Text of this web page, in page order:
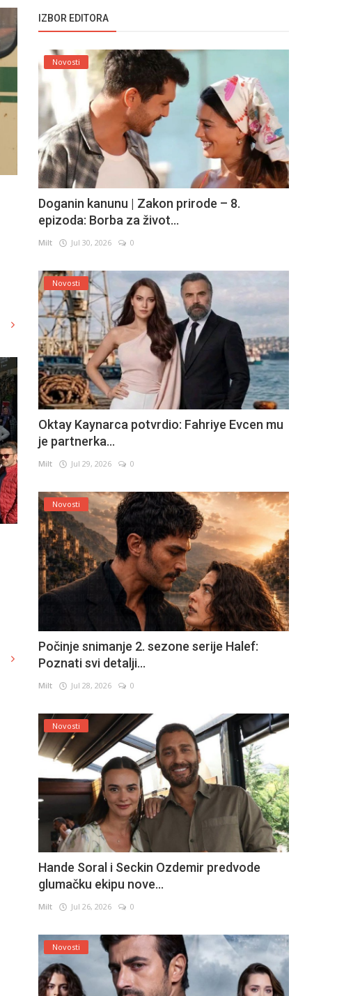
IZBOR EDITORA
Novosti
Doganin kanunu | Zakon prirode – 8.
epizoda: Borba za život...
Milt Jul 30, 2026 0
Novosti
Oktay Kaynarca potvrdio: Fahriye Evcen mu
je partnerka...
Milt Jul 29, 2026 0
Novosti
Počinje snimanje 2. sezone serije Halef:
Poznati svi detalji...
Milt Jul 28, 2026 0
Novosti
Hande Soral i Seckin Ozdemir predvode
glumačku ekipu nove...
Milt Jul 26, 2026 0
Novosti